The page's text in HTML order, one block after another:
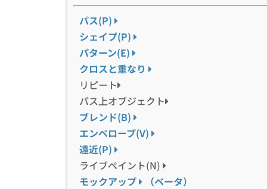
パス(P)
シェイプ(P)
パターン(E)
クロスと重なり
リピート
パス上オブジェクト
ブレンド(B)
エンベロープ(V)
遠近(P)
ライブペイント(N)
モックアップ
（ベータ）